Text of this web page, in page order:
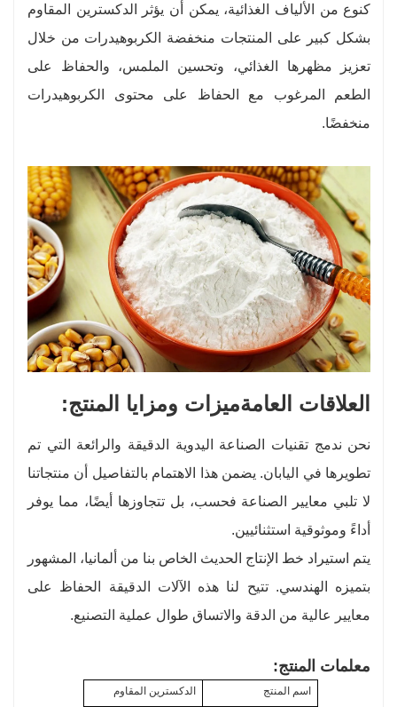
كنوع من الألياف الغذائية، يمكن أن يؤثر الدكسترين المقاوم
بشكل كبير على المنتجات منخفضة الكربوهيدرات من خلال
تعزيز مظهرها الغذائي، وتحسين الملمس، والحفاظ على
الطعم المرغوب مع الحفاظ على محتوى الكربوهيدرات
منخفضًا.
العلاقات العامةميزات ومزايا المنتج:
نحن ندمج تقنيات الصناعة اليدوية الدقيقة والرائعة التي تم
تطويرها في اليابان. يضمن هذا الاهتمام بالتفاصيل أن منتجاتنا
لا تلبي معايير الصناعة فحسب، بل تتجاوزها أيضًا، مما يوفر
أداءً وموثوقية استثنائيين.
يتم استيراد خط الإنتاج الحديث الخاص بنا من ألمانيا، المشهور
بتميزه الهندسي. تتيح لنا هذه الآلات الدقيقة الحفاظ على
معايير عالية من الدقة والاتساق طوال عملية التصنيع.
معلمات المنتج:
اسم المنتج الدكسترين المقاوم